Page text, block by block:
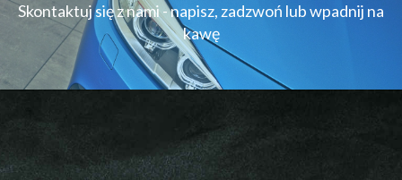
Skontaktuj się z nami - napisz, zadzwoń lub wpadnij na
kawę